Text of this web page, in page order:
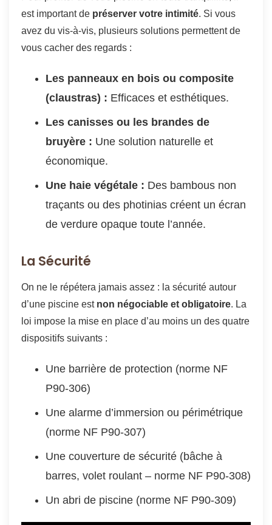
est important de préserver votre intimité. Si vous
avez du vis-à-vis, plusieurs solutions permettent de
vous cacher des regards :
Les panneaux en bois ou composite
(claustras) : Efficaces et esthétiques.
Les canisses ou les brandes de
bruyère : Une solution naturelle et
économique.
Une haie végétale : Des bambous non
traçants ou des photinias créent un écran
de verdure opaque toute l’année.
La Sécurité
On ne le répétera jamais assez : la sécurité autour
d’une piscine est non négociable et obligatoire. La
loi impose la mise en place d’au moins un des quatre
dispositifs suivants :
Une barrière de protection (norme NF
P90-306)
Une alarme d’immersion ou périmétrique
(norme NF P90-307)
Une couverture de sécurité (bâche à
barres, volet roulant – norme NF P90-308)
Un abri de piscine (norme NF P90-309)